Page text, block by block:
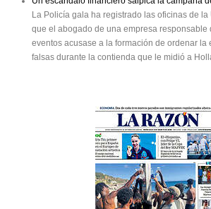
La Policía gala ha registrado las oficinas de la
que el abogado de una empresa responsable
eventos acusase a la formación de ordenar la
falsas durante la contienda que le midió a